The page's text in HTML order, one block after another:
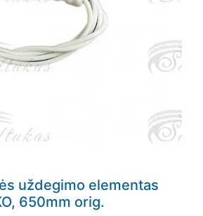
uždegimo elementas
650mm orig.